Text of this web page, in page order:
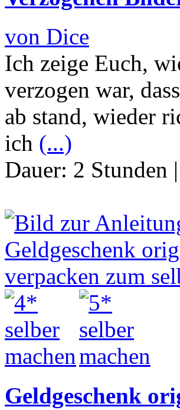
von Dice
Ich zeige Euch,
verzogen war,
ab stand, wieder
ich (...)
Dauer: 2 Stunden |
Geldgeschenk